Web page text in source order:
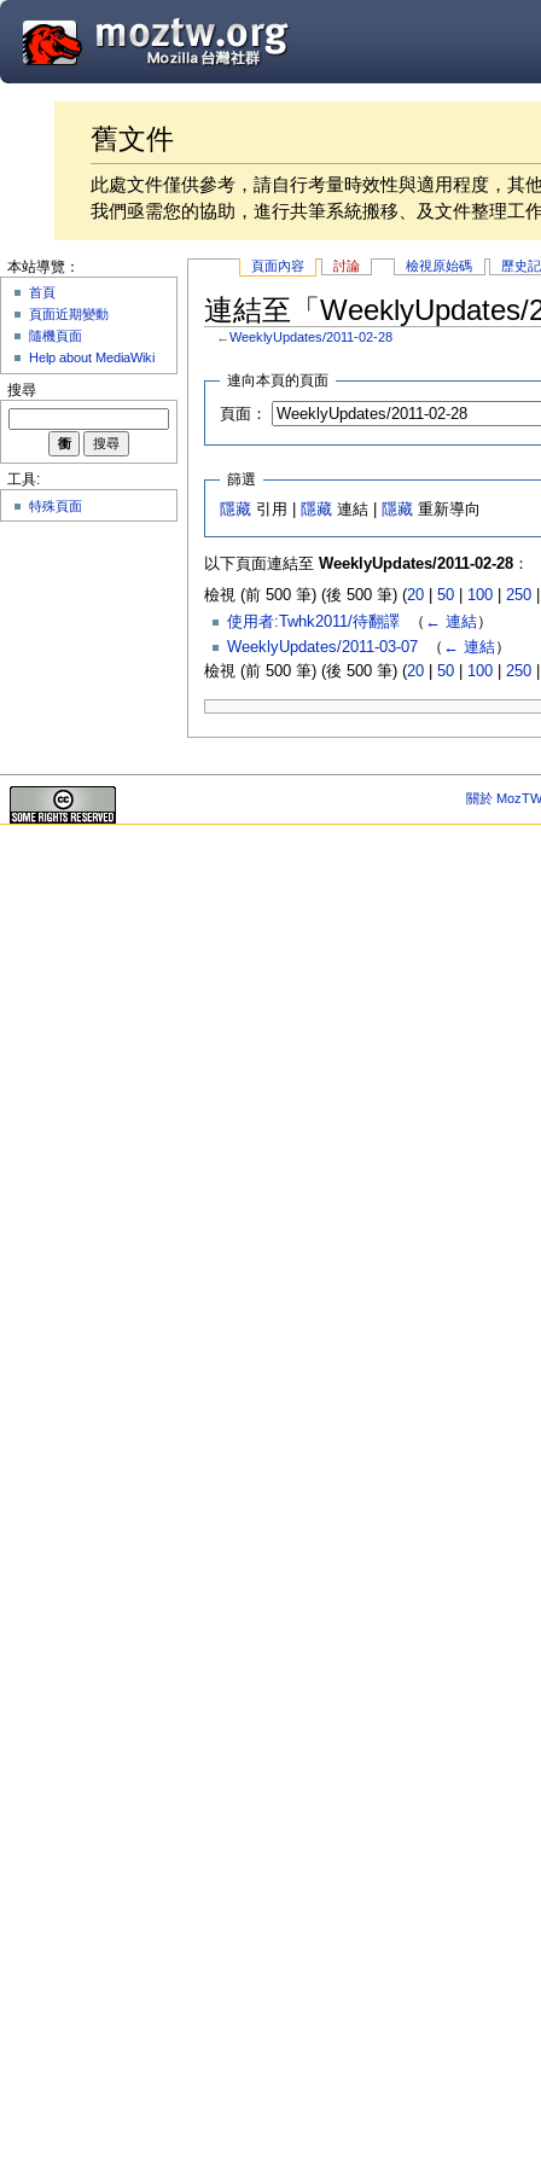
舊文件
此處文件僅供參考，請自行考量時效性與適用程度，其
我們亟需您的協助，進行共筆系統搬移、及文件整理工
頁面內容 討論 檢視原始碼 歷史
連結至「WeeklyUpdates/
←WeeklyUpdates/2011-02-28
連向本頁的頁面
頁面：
篩選
隱藏 引用 | 隱藏 連結 | 隱藏 重新導向
以下頁面連結至 WeeklyUpdates/2011-02-28：
檢視 (前 500 筆) (後 500 筆) (20| 50| 100| 250
使用者:Twhk2011/待翻譯‎ （ ← 連結）
WeeklyUpdates/2011-03-07‎ （ ← 連結）
檢視 (前 500 筆) (後 500 筆) (20| 50| 100| 250
本站導覽：
首頁
頁面近期變動
隨機頁面
Help about MediaWiki
搜尋
工具:
特殊頁面
關於